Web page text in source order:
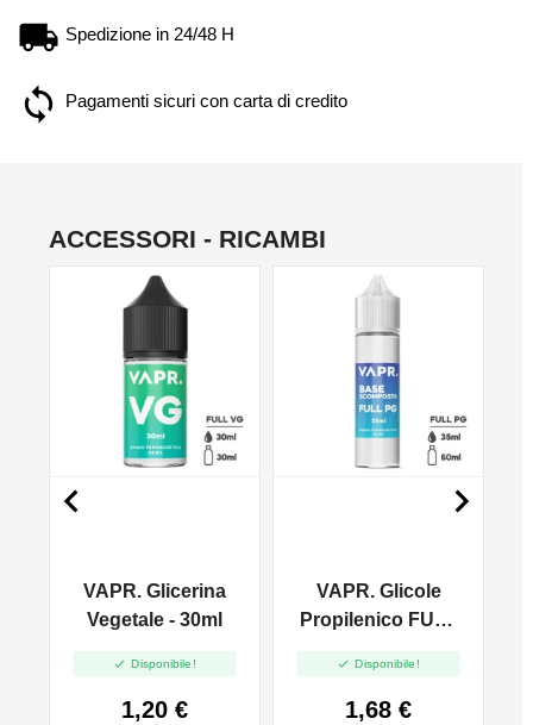
Spedizione in 24/48 H
Pagamenti sicuri con carta di credito
ACCESSORI - RICAMBI
VAPR. Glicerina
Vegetale - 30ml
 Disponibile!
1,20 €
VAPR. Glicole
Propilenico FULL
 Disponibile!
1,68 €
 